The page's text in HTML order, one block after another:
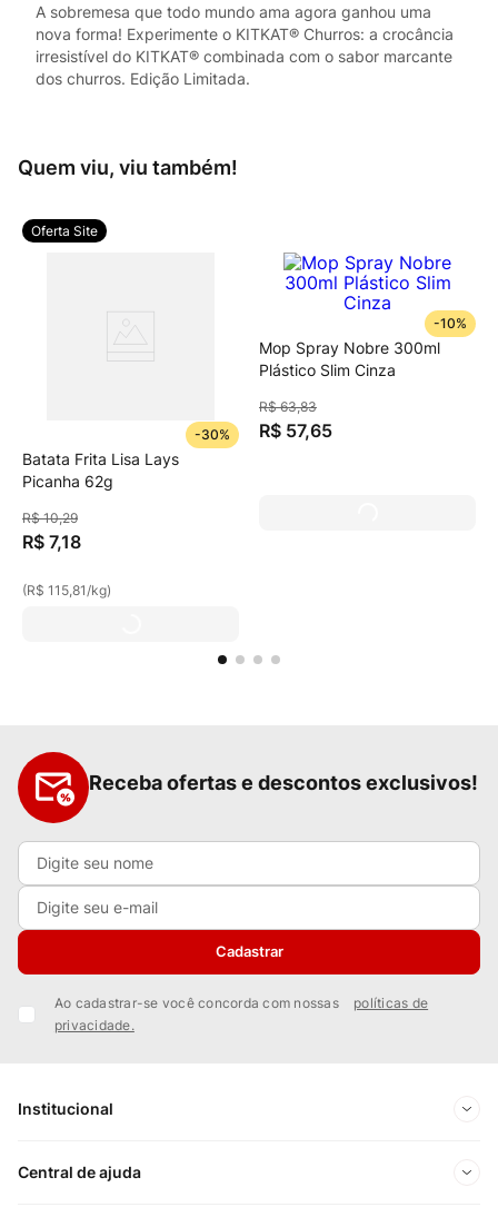
A sobremesa que todo mundo ama agora ganhou uma
nova forma! Experimente o KITKAT® Churros: a crocância
irresistível do KITKAT® combinada com o sabor marcante
dos churros. Edição Limitada.
Quem viu, viu também!
Oferta Site
-30%
Batata Frita Lisa Lays
Picanha 62g
R$ 10,29
R$ 7,18
(R$ 115,81/kg)
-10%
Mop Spray Nobre 300ml
Plástico Slim Cinza
R$ 63,83
R$ 57,65
Receba ofertas e descontos exclusivos!
Cadastrar
Ao cadastrar-se você concorda com nossas
políticas de
privacidade.
Institucional
Sobre Nós
Central de ajuda